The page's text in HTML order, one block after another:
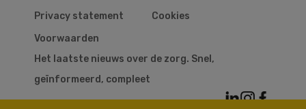
Privacy statement
Cookies
Voorwaarden
Het laatste nieuws over de zorg. Snel,
geïnformeerd, compleet